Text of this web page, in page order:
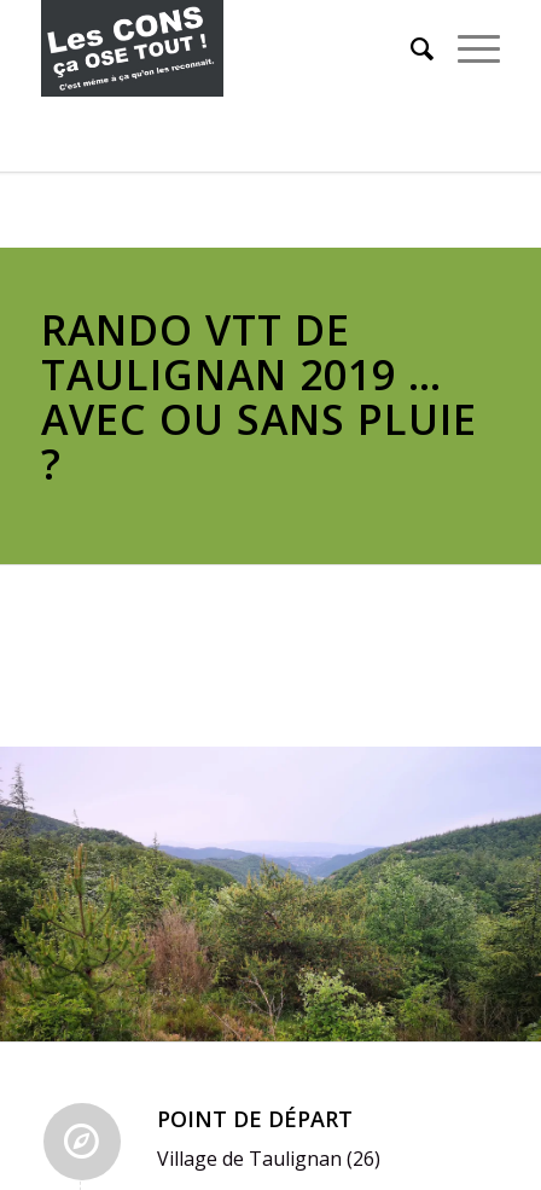
RANDO VTT DE
TAULIGNAN 2019 …
AVEC OU SANS PLUIE
?
POINT DE DÉPART
Village de Taulignan (26)